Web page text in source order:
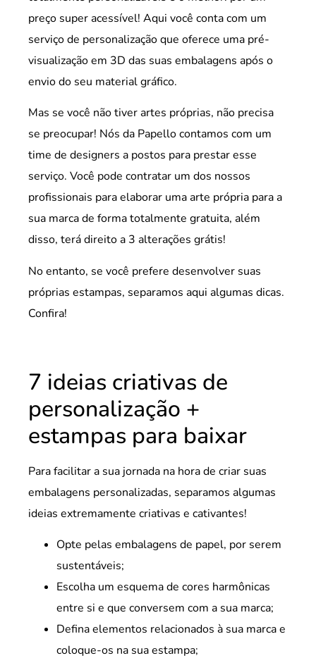
preço super acessível! Aqui você conta com um
serviço de personalização que oferece uma pré-
visualização em 3D das suas embalagens após o
envio do seu material gráfico.
Mas se você não tiver artes próprias, não precisa
se preocupar! Nós da Papello contamos com um
time de designers a postos para prestar esse
serviço. Você pode contratar um dos nossos
profissionais para elaborar uma arte própria para a
sua marca de forma totalmente gratuita, além
disso, terá direito a 3 alterações grátis!
No entanto, se você prefere desenvolver suas
próprias estampas, separamos aqui algumas dicas.
Confira!
7 ideias criativas de
personalização +
estampas para baixar
Para facilitar a sua jornada na hora de criar suas
embalagens personalizadas, separamos algumas
ideias extremamente criativas e cativantes!
Opte pelas embalagens de papel, por serem
sustentáveis;
Escolha um esquema de cores harmônicas
entre si e que conversem com a sua marca;
Defina elementos relacionados à sua marca e
coloque-os na sua estampa;